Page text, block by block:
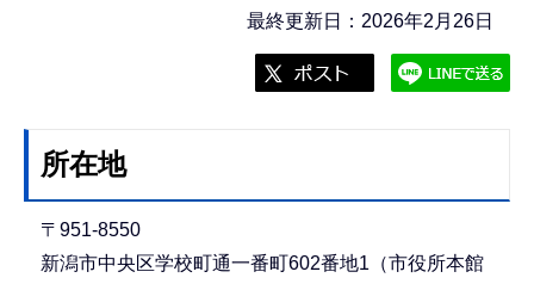
最終更新日：2026年2月26日
所在地
〒951-8550
新潟市中央区学校町通一番町602番地1（市役所本館